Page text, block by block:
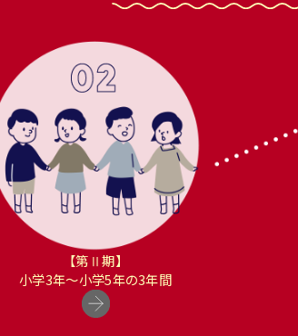
【第Ⅱ期】
小学3年〜小学5年の3年間